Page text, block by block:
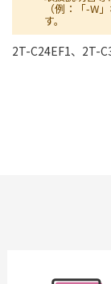
（例：「-W
す。
2T-C24EF1、2T-